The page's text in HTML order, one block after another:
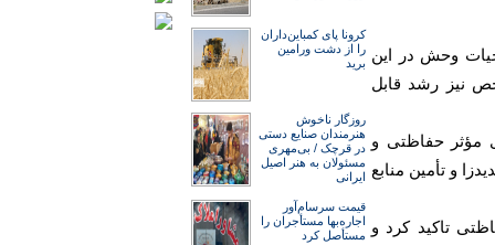
وحش در این
های شاخص نیز رشد قابل
مؤثر حفاظتی و
و تأمین منابع
تاکید کرد و
کرونا پای کمباین‌داران
را از دشت ورامین
برید
روزگار ناخوش
هنرمند‌‌‌ان صنایع دستی
در قرچک / ‌بی‌مهری
مسئولان‌ به هنر اصیل
ایرانی
قیمت سرسام‌آور
اجاره‌بها مستأجران را
مستأصل کرد